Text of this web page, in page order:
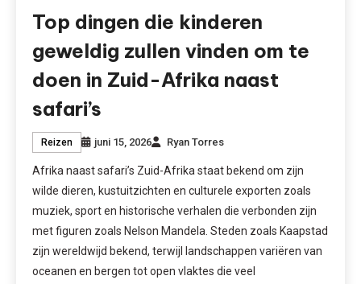
Top dingen die kinderen
geweldig zullen vinden om te
doen in Zuid-Afrika naast
safari’s
Reizen juni 15, 2026 Ryan Torres
Afrika naast safari’s Zuid-Afrika staat bekend om zijn
wilde dieren, kustuitzichten en culturele exporten zoals
muziek, sport en historische verhalen die verbonden zijn
met figuren zoals Nelson Mandela. Steden zoals Kaapstad
zijn wereldwijd bekend, terwijl landschappen variëren van
oceanen en bergen tot open vlaktes die veel